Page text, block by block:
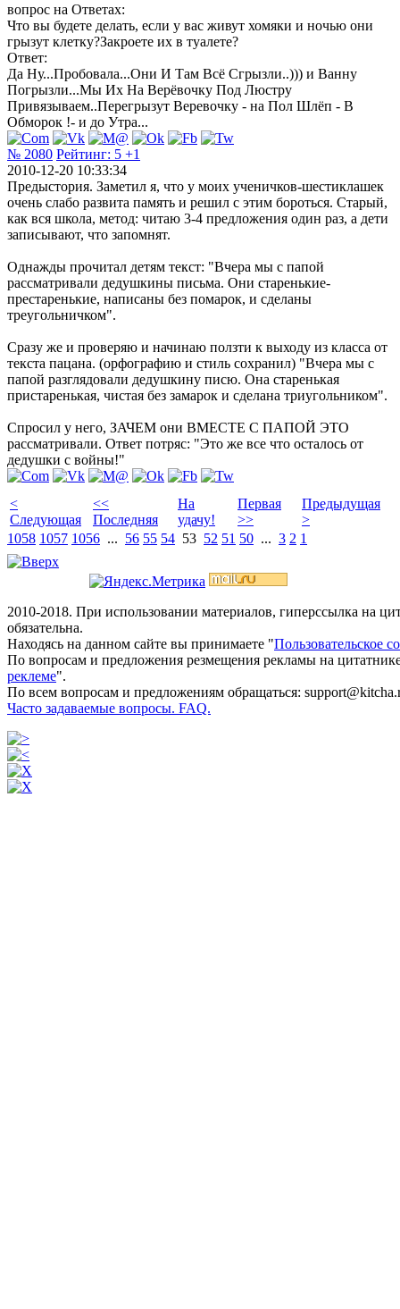
вопрос на Ответах:
Что вы будете делать, если у вас живут хомяки и ночью они
грызут клетку?Закроете их в туалете?
Ответ:
Да Ну...Пробовала...Они И Там Всё Сгрызли..))) и Ванну
Погрызли...Мы Их На Верёвочку Под Люстру
Привязываем..Перегрызут Веревочку - на Пол Шлёп - В
Обморок !- и до Утра...
№ 2080 Рейтинг: 5 +1
2010-12-20 10:33:34
Предыстория. Заметил я, что у моих ученичков-шестиклашек
очень слабо развита память и решил с этим бороться. Старый,
как вся школа, метод: читаю 3-4 предложения один раз, а дети
записывают, что запомнят.
Однажды прочитал детям текст: "Вчера мы с папой
рассматривали дедушкины письма. Они старенькие-
престаренькие, написаны без помарок, и сделаны
треугольничком".
Сразу же и проверяю и начинаю ползти к выходу из класса от
текста пацана. (орфографию и стиль сохранил) "Вчера мы с
папой разглядовали дедушкину писю. Она старенькая
пристаренькая, чистая без замарок и сделана триугольником".
Спросил у него, ЗАЧЕМ они ВМЕСТЕ С ПАПОЙ ЭТО
рассматривали. Ответ потряс: "Это же все что осталось от
дедушки с войны!"
<
Следующая
<<
Последняя
На
удачу!
Первая
>>
Предыдущая
>
1058 1057 1056 ... 56 55 54 53 52 51 50 ... 3 2 1
2010-2018. При использовании материалов, гиперссылка на
обязательна.
Находясь на данном сайте вы принимаете "Пользовательское
По вопросам и предложения резмещения рекламы на
реклеме".
По всем вопросам и предложениям обращаться:
Часто задаваемые вопросы. FAQ.